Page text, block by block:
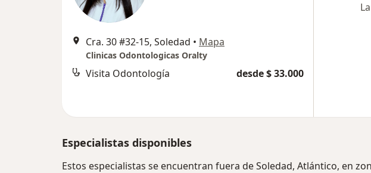
Cra. 30 #32-15, Soledad • Mapa
Clinicas Odontologicas Oralty
Visita Odontología desde $ 33.000
Especialistas disponibles
Estos especialistas se encuentran fuera de Soledad, Atlántico, en